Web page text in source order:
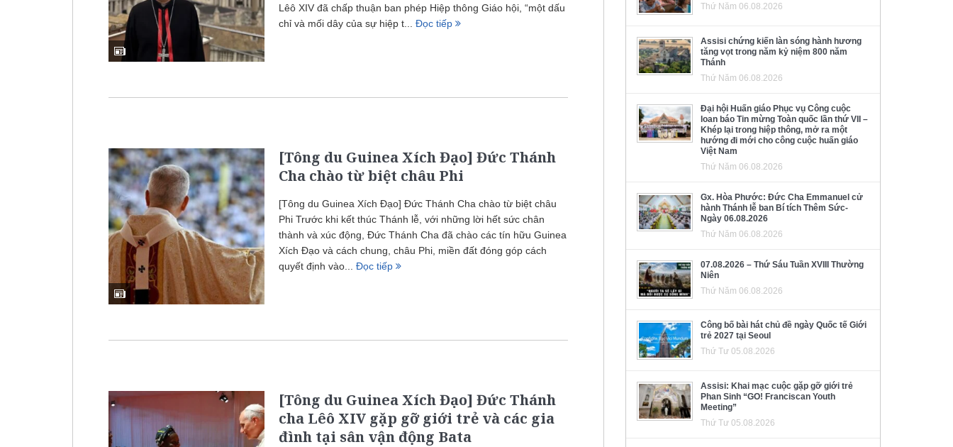
Lêô XIV đã chấp thuận ban phép Hiệp thông Giáo hội, “một dấu
chỉ và mối dây của sự hiệp t... Đọc tiếp
[Tông du Guinea Xích Đạo] Đức Thánh
Cha chào từ biệt châu Phi
[Tông du Guinea Xích Đạo] Đức Thánh Cha chào từ biệt châu
Phi Trước khi kết thúc Thánh lễ, với những lời hết sức chân
thành và xúc động, Đức Thánh Cha đã chào các tín hữu Guinea
Xích Đạo và cách chung, châu Phi, miền đất đóng góp cách
quyết định vào... Đọc tiếp
[Tông du Guinea Xích Đạo] Đức Thánh
cha Lêô XIV gặp gỡ giới trẻ và các gia
đình tại sân vận động Bata
Thứ Năm 06.08.2026
Assisi chứng kiến làn sóng hành hương
tăng vọt trong năm kỷ niệm 800 năm
Thánh
Thứ Năm 06.08.2026
Đại hội Huấn giáo Phục vụ Công cuộc
loan báo Tin mừng Toàn quốc lần thứ VII –
Khép lại trong hiệp thông, mở ra một
hướng đi mới cho công cuộc huấn giáo
Việt Nam
Thứ Năm 06.08.2026
Gx. Hòa Phước: Đức Cha Emmanuel cử
hành Thánh lễ ban Bí tích Thêm Sức-
Ngày 06.08.2026
Thứ Năm 06.08.2026
07.08.2026 – Thứ Sáu Tuần XVIII Thường
Niên
Thứ Năm 06.08.2026
Công bố bài hát chủ đề ngày Quốc tế Giới
trẻ 2027 tại Seoul
Thứ Tư 05.08.2026
Assisi: Khai mạc cuộc gặp gỡ giới trẻ
Phan Sinh “GO! Franciscan Youth
Meeting”
Thứ Tư 05.08.2026